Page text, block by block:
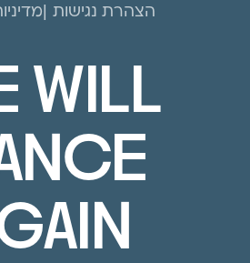
הצהרת נגישות
WILL